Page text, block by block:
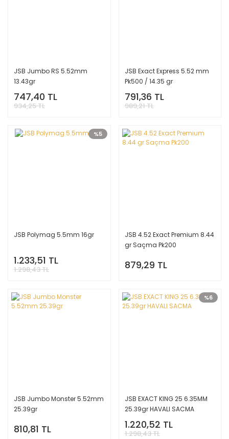
JSB Jumbo RS 5.52mm
13.43gr
747,40 TL
934,25 TL
JSB Exact Express 5.52 mm
Pk500 / 14.35 gr
791,36 TL
989,21 TL
%5
JSB Polymag 5.5mm 16gr
1.233,51 TL
1.298,43 TL
JSB 4.52 Exact Premium 8.44
gr Saçma Pk200
879,29 TL
JSB Jumbo Monster 5.52mm
25.39gr
810,81 TL
%6
JSB EXACT KING 25 6.35MM
25.39gr HAVALI SACMA
1.220,52 TL
1.298,43 TL